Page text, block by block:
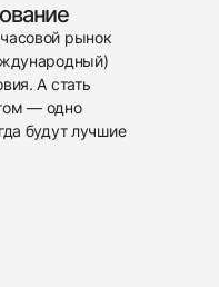
рынок
А стать
— одно
будут лучшие